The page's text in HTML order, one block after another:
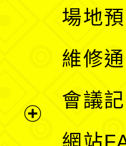
單
場地
維修
會議
網站